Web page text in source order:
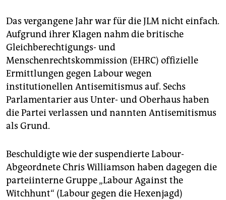
Das vergangene Jahr war für die JLM nicht einfach.
Aufgrund ihrer Klagen nahm die britische
Gleichberechtigungs- und
Menschenrechtskommission (EHRC) offizielle
Ermittlungen gegen Labour wegen
institutionellen Antisemitismus auf. Sechs
Parlamentarier aus Unter- und Oberhaus haben
die Partei verlassen und nannten Antisemitismus
als Grund.
Beschuldigte wie der suspendierte Labour-
Abgeordnete Chris Williamson haben dagegen die
parteiinterne Gruppe „Labour Against the
Witchhunt“ (Labour gegen die Hexenjagd)